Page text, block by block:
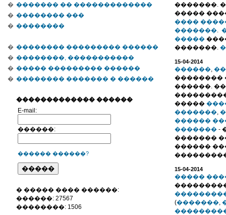
� ������� �� �������������
� �������� ���
� ��������
� �������� ��������� ������
� ��������, �����������
� ����� ��������� ������
� �������� ������� � ������
������������� ������
E-mail:
������:
������ ������?
� ����� ���� ������:
������: 27567
��������: 1506
�������.
�����
����
�������.
�����
�������.
15-04-2014
������,
��������
������.
�����
�������,
������
������� -
�������
������
15-04-2014
�����
(�������,